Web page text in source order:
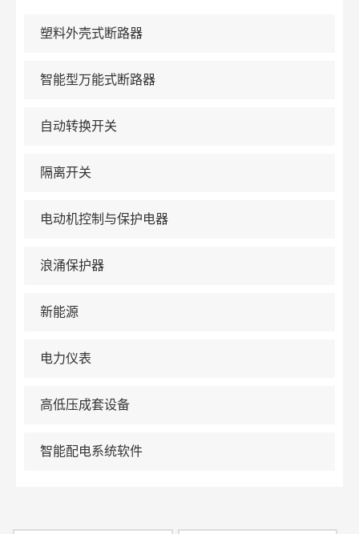
塑料外壳式断路器
智能型万能式断路器
自动转换开关
隔离开关
电动机控制与保护电器
浪涌保护器
新能源
电力仪表
高低压成套设备
智能配电系统软件